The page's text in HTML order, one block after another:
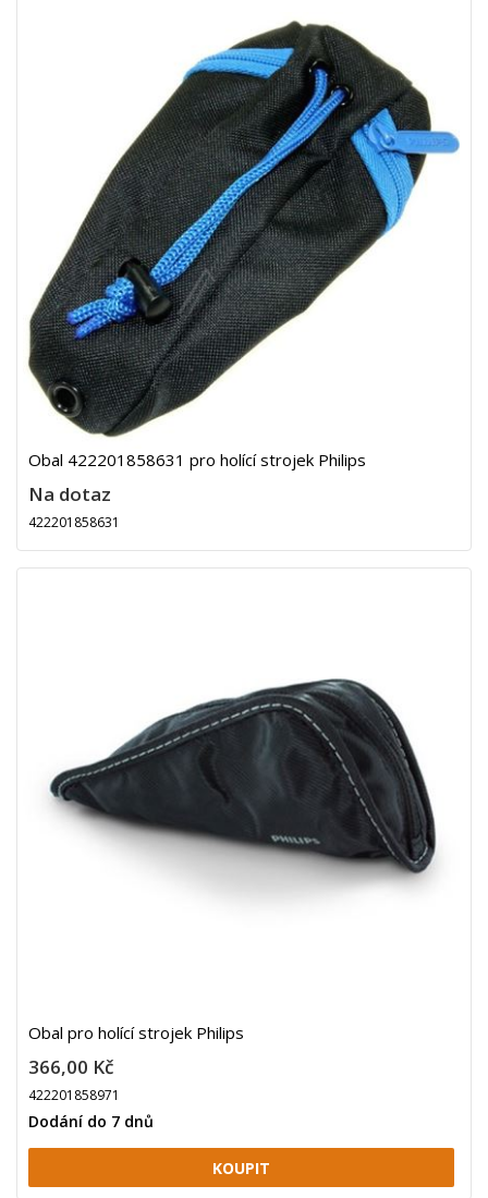
Obal 422201858631 pro holící strojek Philips
Na dotaz
422201858631
Obal pro holící strojek Philips
366,00 Kč
422201858971
Dodání do 7 dnů